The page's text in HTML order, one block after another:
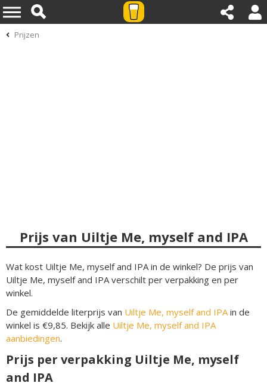
Prijzen
Prijs van Uiltje Me, myself and IPA
Wat kost Uiltje Me, myself and IPA in de winkel? De prijs van
Uiltje Me, myself and IPA verschilt per verpakking en per
winkel.
De gemiddelde literprijs van Uiltje Me, myself and IPAin de
winkel is €9,85. Bekijk alle Uiltje Me, myself and IPA
aanbiedingen.
Prijs per verpakking Uiltje Me, myself
and IPA